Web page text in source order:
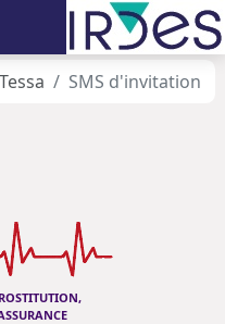
Tessa SMS d'invitation